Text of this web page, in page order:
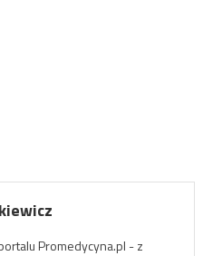
Promedycyna.pl - z